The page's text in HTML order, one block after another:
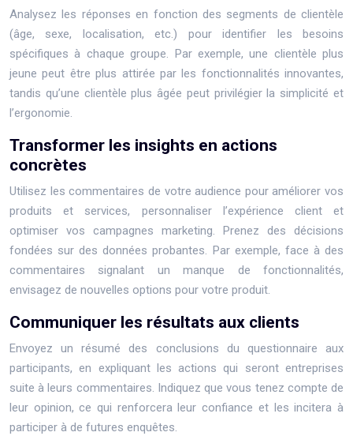
Analysez les réponses en fonction des segments de clientèle
(âge, sexe, localisation, etc.) pour identifier les besoins
spécifiques à chaque groupe. Par exemple, une clientèle plus
jeune peut être plus attirée par les fonctionnalités innovantes,
tandis qu’une clientèle plus âgée peut privilégier la simplicité et
l’ergonomie.
Transformer les insights en actions
concrètes
Utilisez les commentaires de votre audience pour améliorer vos
produits et services, personnaliser l’expérience client et
optimiser vos campagnes marketing. Prenez des décisions
fondées sur des données probantes. Par exemple, face à des
commentaires signalant un manque de fonctionnalités,
envisagez de nouvelles options pour votre produit.
Communiquer les résultats aux clients
Envoyez un résumé des conclusions du questionnaire aux
participants, en expliquant les actions qui seront entreprises
suite à leurs commentaires. Indiquez que vous tenez compte de
leur opinion, ce qui renforcera leur confiance et les incitera à
participer à de futures enquêtes.